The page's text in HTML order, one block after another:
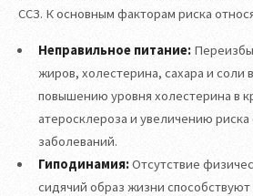
ССЗ. К основным факторам риска
Неправильное питание:
жиров, холестерина, сахара и соли
повышению уровня холестерина в
атеросклероза и увеличению
заболеваний.
Гиподинамия:Отсутствие
сидячий образ жизни